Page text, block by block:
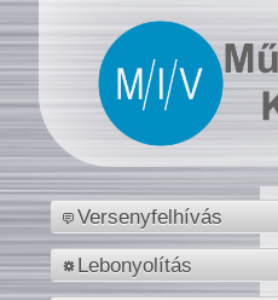
Versenyfelhívás
Lebonyolítás